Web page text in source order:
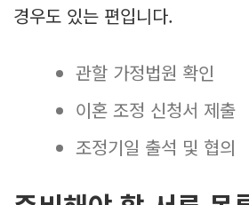
경우도 있는 편입니다.
관할 가정법원 확인
이혼 조정 신청서 제출
조정기일 출석 및 협의